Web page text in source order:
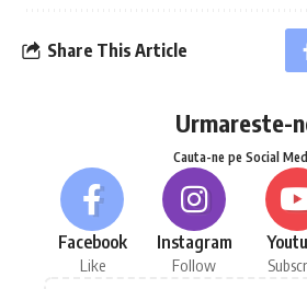
Share This Article
Urmareste-
Cauta-ne pe Social
Facebook
Like
Instagram
Follow